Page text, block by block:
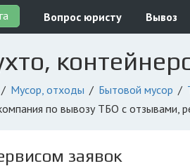
Вопрос юристу Вывоз
Мусор, отходы Бытовой мусор
компания по вывозу ТБО с отзывами,
заявок